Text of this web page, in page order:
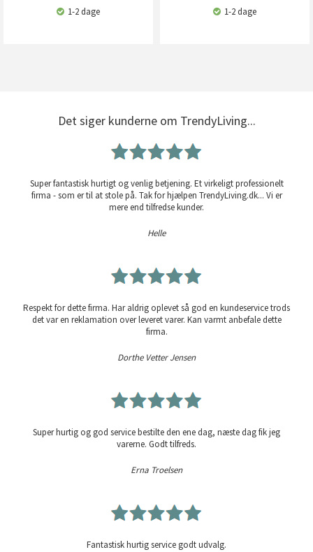
1-2 dage 1-2 dage
Det siger kunderne om TrendyLiving...
Super fantastisk hurtigt og venlig betjening. Et virkeligt professionelt
firma - som er til at stole på. Tak for hjælpen TrendyLiving.dk... Vi er
mere end tilfredse kunder.
Helle
Respekt for dette firma. Har aldrig oplevet så god en kundeservice trods
det var en reklamation over leveret varer. Kan varmt anbefale dette
firma.
Dorthe Vetter Jensen
Super hurtig og god service bestilte den ene dag, næste dag fik jeg
varerne. Godt tilfreds.
Erna Troelsen
Fantastisk hurtig service godt udvalg.